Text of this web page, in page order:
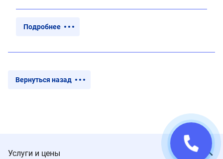
Подробнее
Вернуться назад
Услуги и цены